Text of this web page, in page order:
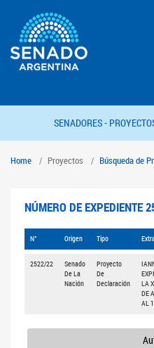
SENADORES -
Home Proyectos Búsqueda de
NÚMERO DE EXPEDIENTE
N° Origen Tipo
2522/22
Senado
De La
Nación
Proyecto
De
Declaración
LA
DE
AL